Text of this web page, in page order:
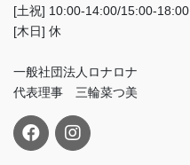
[土祝] 10:00-14:00/15:00-18:00
[木日] 休
一般社団法人ロナロナ
代表理事 三輪菜つ美